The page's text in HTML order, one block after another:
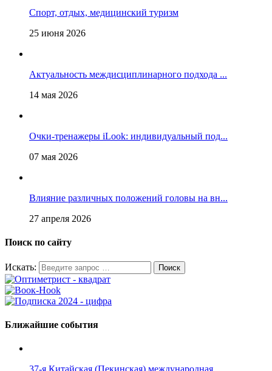
Спорт, отдых, медицинский туризм
25 июня 2026
Актуальность междисциплинарного подхода ...
14 мая 2026
Очки-тренажеры iLook: индивидуальный под...
07 мая 2026
Влияние различных положений головы на вн...
27 апреля 2026
Поиск по сайту
Искать:
Ближайшие события
37-я Китайская (Пекинская) международная...